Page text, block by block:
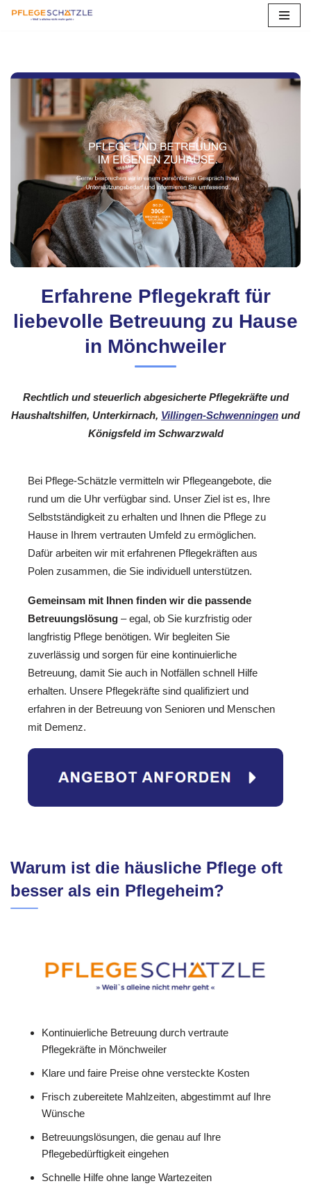
springen
Erfahrene Pflegekraft für
liebevolle Betreuung zu Hause
in Mönchweiler
Rechtlich und steuerlich abgesicherte Pflegekräfte und
Haushaltshilfen, Unterkirnach, Villingen-Schwenningen und
Königsfeld im Schwarzwald
Bei Pflege-Schätzle vermitteln wir Pflegeangebote, die
rund um die Uhr verfügbar sind. Unser Ziel ist es, Ihre
Selbstständigkeit zu erhalten und Ihnen die Pflege zu
Hause in Ihrem vertrauten Umfeld zu ermöglichen.
Dafür arbeiten wir mit erfahrenen Pflegekräften aus
Polen zusammen, die Sie individuell unterstützen.
Gemeinsam mit Ihnen finden wir die passende
Betreuungslösung – egal, ob Sie kurzfristig oder
langfristig Pflege benötigen. Wir begleiten Sie
zuverlässig und sorgen für eine kontinuierliche
Betreuung, damit Sie auch in Notfällen schnell Hilfe
erhalten. Unsere Pflegekräfte sind qualifiziert und
erfahren in der Betreuung von Senioren und Menschen
mit Demenz.
Warum ist die häusliche Pflege oft
besser als ein Pflegeheim?
Kontinuierliche Betreuung durch vertraute
Pflegekräfte in Mönchweiler
Klare und faire Preise ohne versteckte Kosten
Frisch zubereitete Mahlzeiten, abgestimmt auf Ihre
Wünsche
Betreuungslösungen, die genau auf Ihre
Pflegebedürftigkeit eingehen
Schnelle Hilfe ohne lange Wartezeiten